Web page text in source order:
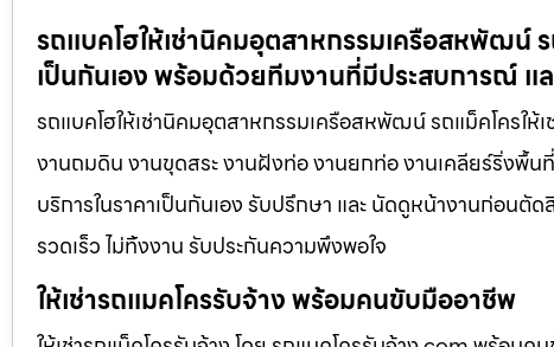
รถแบคโฮให้เช่านิคมอุตสาหกรรมเครือสหพัฒน์ ร
เป็นกันเอง พร้อมด้วยทีมงานที่มีประสบการณ์ แ
รถแบคโฮให้เช่านิคมอุตสาหกรรมเครือสหพัฒน์ รถแม็คโครให้เ
งานถมดิน งานขุดสระ งานฝังท่อ งานยกท่อ งานเคลียร์ริ่งพื้
บริการในราคาเป็นกันเอง รับปรึกษา และ นัดดูหน้างานก่อน
รวดเร็ว ไม่ทิ้งงาน รับประกันความพึงพอใจ
ให้เช่ารถแมคโครรับจ้าง พร้อมคนขับมืออาชีพ